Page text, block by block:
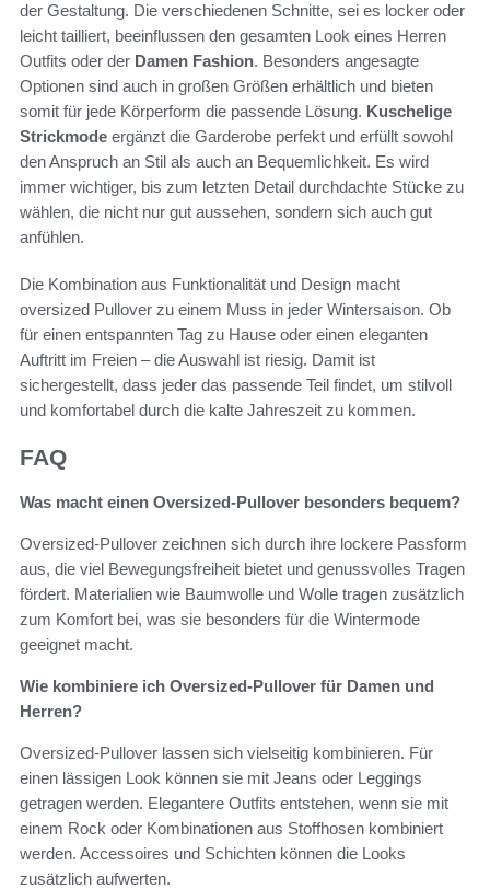
der Gestaltung. Die verschiedenen Schnitte, sei es locker oder
leicht tailliert, beeinflussen den gesamten Look eines Herren
Outfits oder der Damen Fashion. Besonders angesagte
Optionen sind auch in großen Größen erhältlich und bieten
somit für jede Körperform die passende Lösung. Kuschelige
Strickmode ergänzt die Garderobe perfekt und erfüllt sowohl
den Anspruch an Stil als auch an Bequemlichkeit. Es wird
immer wichtiger, bis zum letzten Detail durchdachte Stücke zu
wählen, die nicht nur gut aussehen, sondern sich auch gut
anfühlen.
Die Kombination aus Funktionalität und Design macht
oversized Pullover zu einem Muss in jeder Wintersaison. Ob
für einen entspannten Tag zu Hause oder einen eleganten
Auftritt im Freien – die Auswahl ist riesig. Damit ist
sichergestellt, dass jeder das passende Teil findet, um stilvoll
und komfortabel durch die kalte Jahreszeit zu kommen.
FAQ
Was macht einen Oversized-Pullover besonders bequem?
Oversized-Pullover zeichnen sich durch ihre lockere Passform
aus, die viel Bewegungsfreiheit bietet und genussvolles Tragen
fördert. Materialien wie Baumwolle und Wolle tragen zusätzlich
zum Komfort bei, was sie besonders für die Wintermode
geeignet macht.
Wie kombiniere ich Oversized-Pullover für Damen und
Herren?
Oversized-Pullover lassen sich vielseitig kombinieren. Für
einen lässigen Look können sie mit Jeans oder Leggings
getragen werden. Elegantere Outfits entstehen, wenn sie mit
einem Rock oder Kombinationen aus Stoffhosen kombiniert
werden. Accessoires und Schichten können die Looks
zusätzlich aufwerten.